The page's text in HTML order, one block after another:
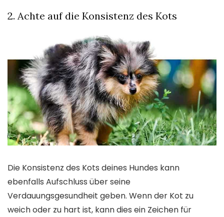
2. Achte auf die Konsistenz des Kots
Die Konsistenz des Kots deines Hundes kann
ebenfalls Aufschluss über seine
Verdauungsgesundheit geben. Wenn der Kot zu
weich oder zu hart ist, kann dies ein Zeichen für